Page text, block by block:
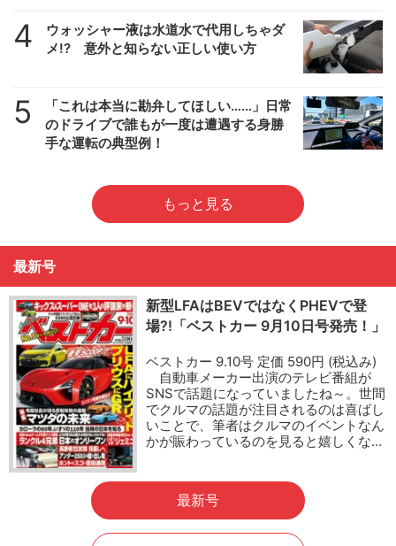
4
ウォッシャー液は水道水で代用しちゃダ
メ!? 意外と知らない正しい使い方
5
「これは本当に勘弁してほしい……」日常
のドライブで誰もが一度は遭遇する身勝
手な運転の典型例！
もっと見る
最新号
新型LFAはBEVではなくPHEVで登
場?!「ベストカー 9月10日号発売！」
ベストカー 9.10号 定価 590円 (税込み)
自動車メーカー出演のテレビ番組が
SNSで話題になっていましたね～。世間
でクルマの話題が注目されるのは喜ばし
いことで、筆者はクルマのイベントなん
かが賑わっているのを見ると嬉しくな…
最新号